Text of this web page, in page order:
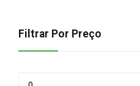
Filtrar Por Preço